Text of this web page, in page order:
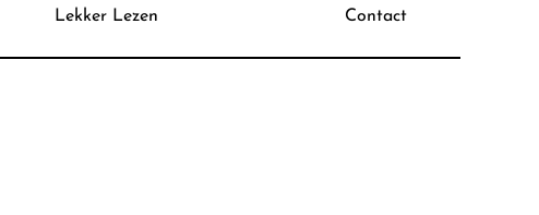
Lekker Lezen Contact